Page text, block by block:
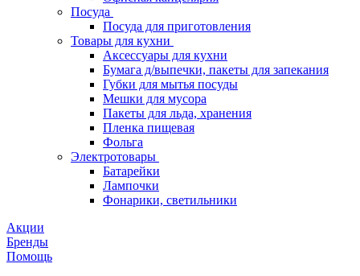
Посуда
Посуда для приготовления
Товары для кухни
Аксессуары для кухни
Бумага д/выпечки, пакеты для запекания
Губки для мытья посуды
Мешки для мусора
Пакеты для льда, хранения
Пленка пищевая
Фольга
Электротовары
Батарейки
Лампочки
Фонарики, светильники
Акции
Бренды
Помощь